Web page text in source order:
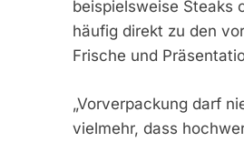
beispielsweise Steaks
häufig direkt zu den
Frische und
„Vorverpackung darf
vielmehr, dass